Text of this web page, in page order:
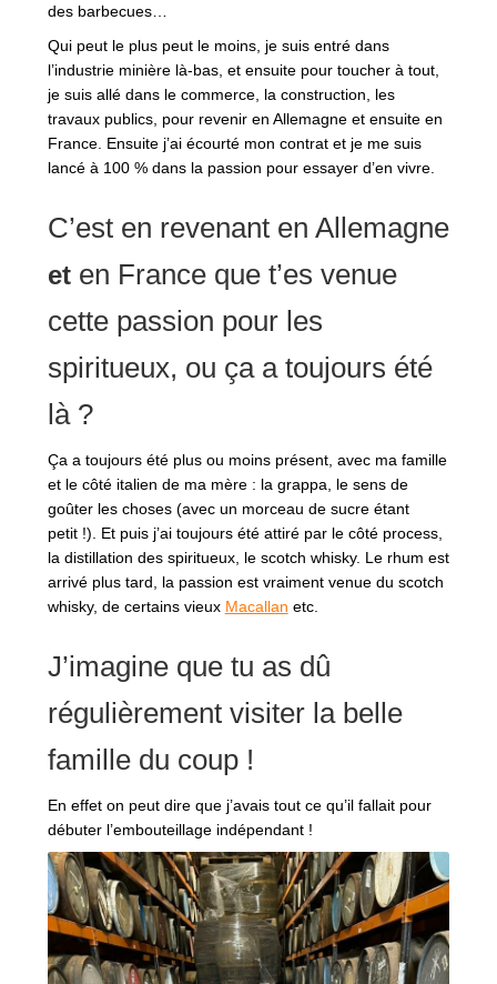
des barbecues…
Qui peut le plus peut le moins, je suis entré dans
l’industrie minière là-bas, et ensuite pour toucher à tout,
je suis allé dans le commerce, la construction, les
travaux publics, pour revenir en Allemagne et ensuite en
France. Ensuite j’ai écourté mon contrat et je me suis
lancé à 100 % dans la passion pour essayer d’en vivre.
C’est en revenant en Allemagne
eten France que t’es venue
cette passion pour les
spiritueux, ou ça a toujours été
là ?
Ça a toujours été plus ou moins présent, avec ma famille
et le côté italien de ma mère : la grappa, le sens de
goûter les choses (avec un morceau de sucre étant
petit !). Et puis j’ai toujours été attiré par le côté process,
la distillation des spiritueux, le scotch whisky. Le rhum est
arrivé plus tard, la passion est vraiment venue du scotch
whisky, de certains vieux Macallan etc.
J’imagine que tu as dû
régulièrement visiter la belle
famille du coup !
En effet on peut dire que j’avais tout ce qu’il fallait pour
débuter l’embouteillage indépendant !